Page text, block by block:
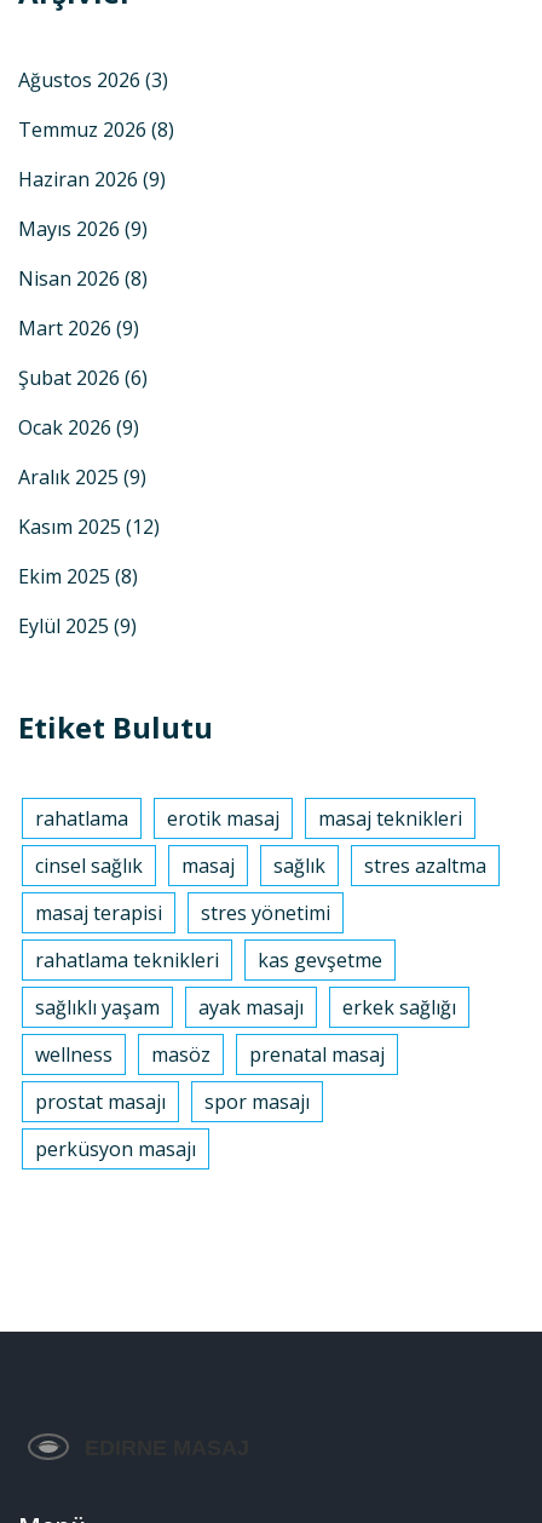
Ağustos 2026 (3)
Temmuz 2026 (8)
Haziran 2026 (9)
Mayıs 2026 (9)
Nisan 2026 (8)
Mart 2026 (9)
Şubat 2026 (6)
Ocak 2026 (9)
Aralık 2025 (9)
Kasım 2025 (12)
Ekim 2025 (8)
Eylül 2025 (9)
Etiket Bulutu
rahatlama erotik masaj
masaj teknikleri
cinsel sağlık
masaj sağlık
stres azaltma
masaj terapisi
stres yönetimi
rahatlama teknikleri
kas gevşetme
sağlıklı yaşam
ayak masajı
erkek sağlığı
wellness
masöz
prenatal masaj
prostat masajı
spor masajı
perküsyon masajı